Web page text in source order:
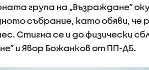
група на „Възраждане”
събрание, като обяви,
Стигна се и до физически
и Явор Божанков от ПП-ДБ.